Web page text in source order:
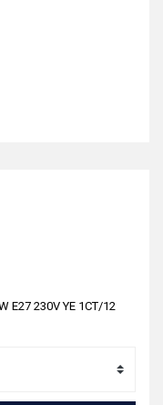
E27 230V YE 1CT/12